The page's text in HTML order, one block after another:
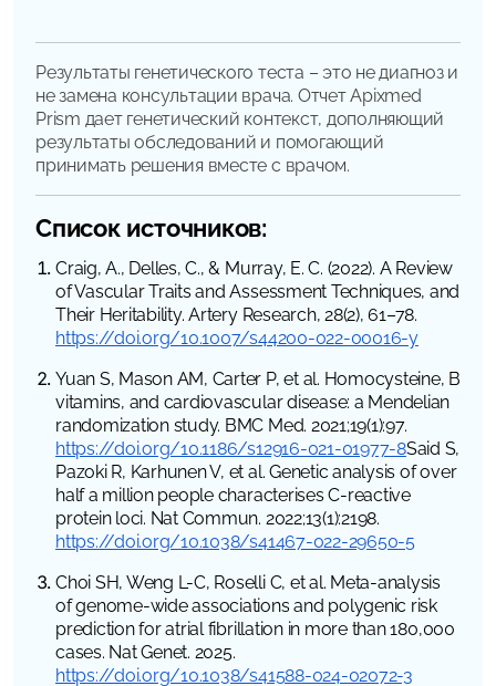
Результаты генетического теста – это не диагноз и
не замена консультации врача. Отчет Apixmed
Prism дает генетический контекст, дополняющий
результаты обследований и помогающий
принимать решения вместе с врачом.
Список источников:
Craig, A., Delles, C., & Murray, E. C. (2022). A Review
of Vascular Traits and Assessment Techniques, and
Their Heritability. Artery Research, 28(2), 61–78.
https://doi.org/10.1007/s44200-022-00016-y
‌Yuan S, Mason AM, Carter P, et al. Homocysteine, B
vitamins, and cardiovascular disease: a Mendelian
randomization study. BMC Med. 2021;19(1):97.
https://doi.org/10.1186/s12916-021-01977-8Said S,
Pazoki R, Karhunen V, et al. Genetic analysis of over
half a million people characterises C-reactive
protein loci. Nat Commun. 2022;13(1):2198.
https://doi.org/10.1038/s41467-022-29650-5
Choi SH, Weng L-C, Roselli C, et al. Meta-analysis
of genome-wide associations and polygenic risk
prediction for atrial fibrillation in more than 180,000
cases. Nat Genet. 2025.
https://doi.org/10.1038/s41588-024-02072-3